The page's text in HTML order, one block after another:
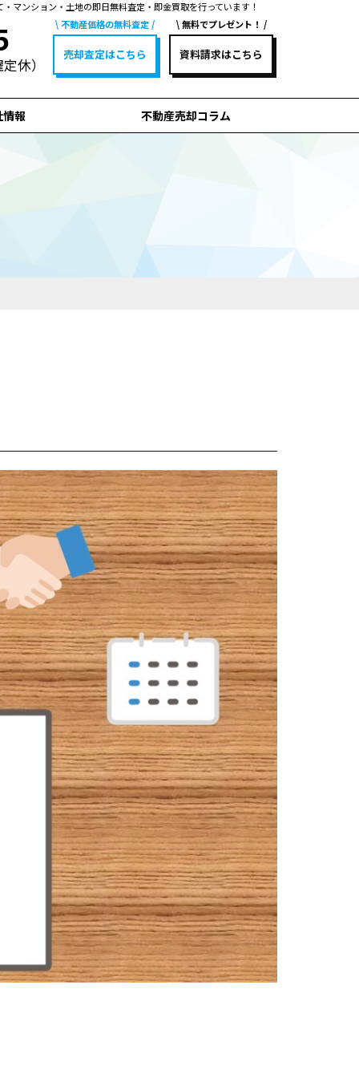
ンション・土地の即日無料査定・即金買取を行っています！
休）
不動産価格の無料査定
売却査定はこちら
無料でプレゼント！
資料請求はこちら
情報 不動産売却コラム